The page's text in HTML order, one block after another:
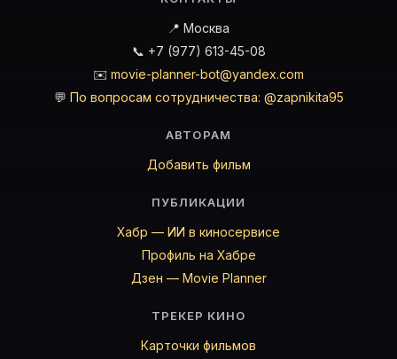
📍 Москва
📞 +7 (977) 613-45-08
✉️ movie-planner-bot@yandex.com
💬 По вопросам сотрудничества: @zapnikita95
АВТОРАМ
Добавить фильм
ПУБЛИКАЦИИ
Хабр — ИИ в киносервисе
Профиль на Хабре
Дзен — Movie Planner
ТРЕКЕР КИНО
Карточки фильмов